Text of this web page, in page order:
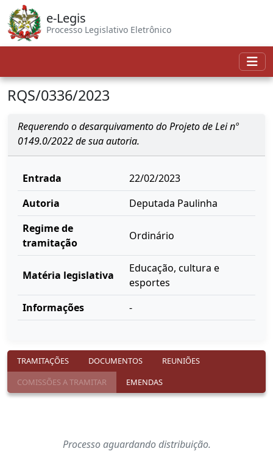
e-Legis
Processo Legislativo Eletrônico
RQS/0336/2023
Requerendo o desarquivamento do Projeto de Lei nº
0149.0/2022 de sua autoria.
Entrada
22/02/2023
Autoria
Deputada Paulinha
Regime de
tramitação
Ordinário
Matéria legislativa
Educação, cultura e
esportes
Informações
-
TRAMITAÇÕES DOCUMENTOS
REUNIÕES
COMISSÕES A TRAMITAR
EMENDAS
Processo aguardando distribuição.